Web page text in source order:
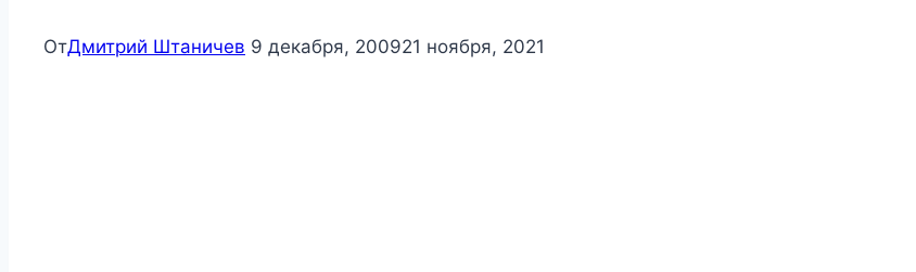
ОтДмитрий Штаничев 9 декабря, 200921 ноября, 2021